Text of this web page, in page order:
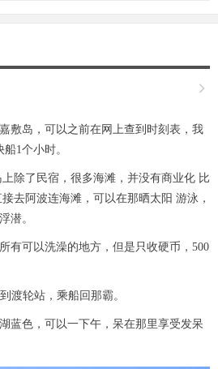

敷岛，可以之前在网上查到时刻表，我
1个小时。
除了民宿，很多海滩，并没有商业化 比
去阿波连海滩，可以在那晒太阳 游泳，
潜。
有可以洗澡的地方，但是只收硬币，500
渡轮站，乘船回那霸。
蓝色，可以一下午，呆在那里享受发呆